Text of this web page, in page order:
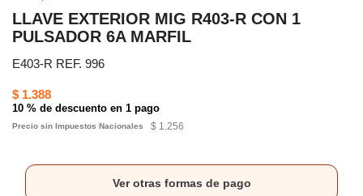
LLAVE EXTERIOR MIG R403-R CON 1
PULSADOR 6A MARFIL
E403-R REF. 996
$ 1.388
10 % de descuento en 1 pago
Precio sin Impuestos Nacionales $ 1.256
Ver otras formas de pago